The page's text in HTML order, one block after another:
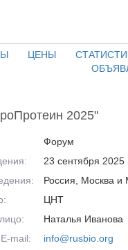
ЦЕНЫ
2025"
Форум
23 сентября
Россия, Москва и
ЦНТ
Наталья Иванова
mail:
info@rusbio.org